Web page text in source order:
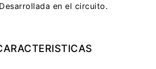
en el circuito.